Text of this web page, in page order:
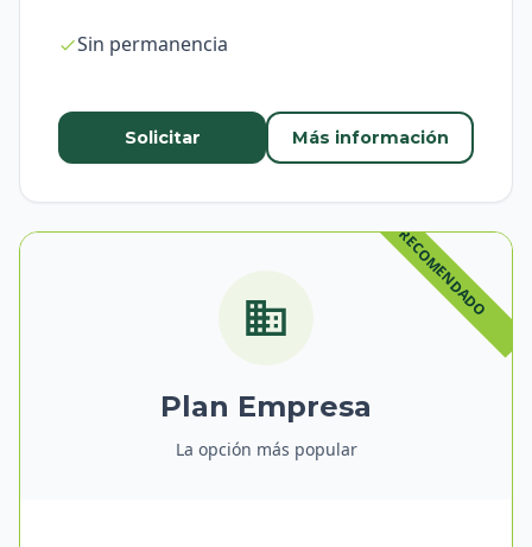
Sin permanencia
Solicitar Más información
Plan Empresa
La opción más popular